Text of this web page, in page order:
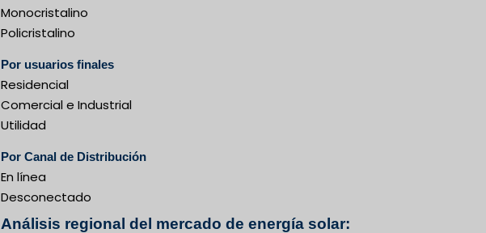
Monocristalino
Policristalino
Por usuarios finales
Residencial
Comercial e Industrial
Utilidad
Por Canal de Distribución
En línea
Desconectado
Análisis regional del mercado de energía solar: